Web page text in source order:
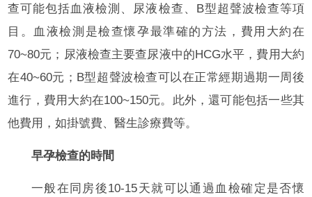
查可能包括血液檢測、尿液檢查、B型超聲波檢查等項
目。血液檢測是檢查懷孕最準確的方法，費用大約在
70~80元；尿液檢查主要查尿液中的HCG水平，費用大約
在40~60元；B型超聲波檢查可以在正常經期過期一周後
進行，費用大約在100~150元。此外，還可能包括一些其
他費用，如掛號費、醫生診療費等。
早孕檢查的時間
一般在同房後10-15天就可以通過血檢確定是否懷